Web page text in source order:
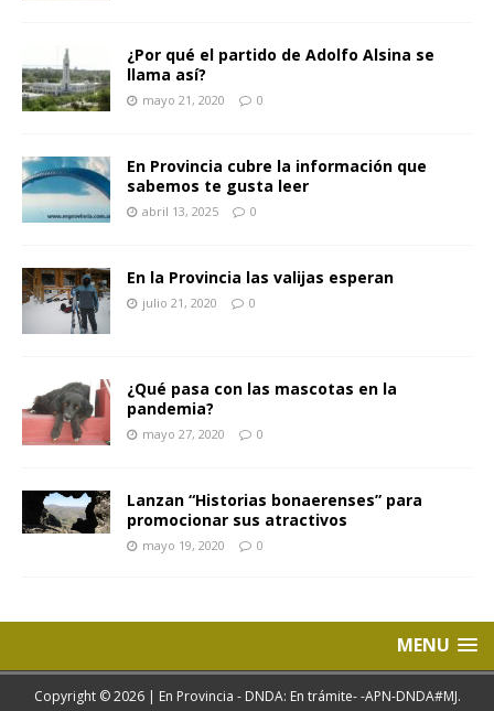
¿Por qué el partido de Adolfo Alsina se
llama así?
mayo 21, 2020 0
En Provincia cubre la información que
sabemos te gusta leer
abril 13, 2025 0
En la Provincia las valijas esperan
julio 21, 2020 0
¿Qué pasa con las mascotas en la
pandemia?
mayo 27, 2020 0
Lanzan “Historias bonaerenses” para
promocionar sus atractivos
mayo 19, 2020 0
MENU
Copyright © 2026 | En Provincia - DNDA: En trámite- -APN-DNDA#MJ.